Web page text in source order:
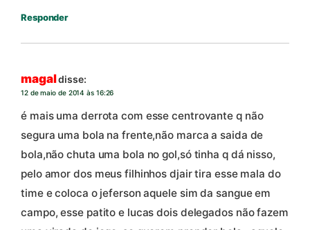
Responder
magaldisse:
12 de maio de 2014 às 16:26
é mais uma derrota com esse centrovante q não
segura uma bola na frente,não marca a saida de
bola,não chuta uma bola no gol,só tinha q dá nisso,
pelo amor dos meus filhinhos djair tira esse mala do
time e coloca o jeferson aquele sim da sangue em
campo, esse patito e lucas dois delegados não fazem